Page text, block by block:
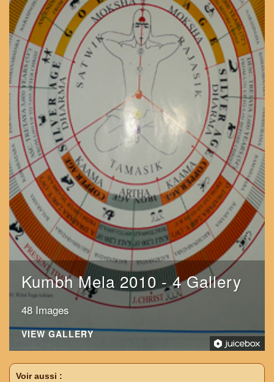
Kumbh Mela 2010 - 4 Gallery
48 Images
VIEW GALLERY
Voir aussi :